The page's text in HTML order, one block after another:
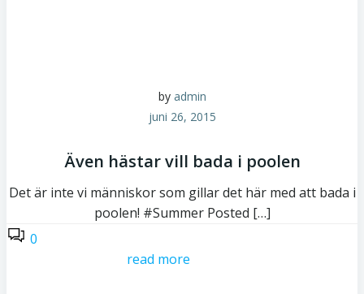
by admin
juni 26, 2015
Även hästar vill bada i poolen
Det är inte vi människor som gillar det här med att bada i
poolen! #Summer Posted […]
0
read more